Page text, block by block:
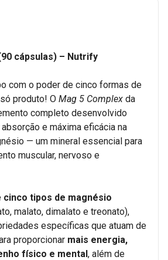
cápsulas) – Nutrify
com o poder de cinco formas de
produto! O Mag 5 Complex da
completo desenvolvido
e máxima eficácia na
— um mineral essencial para
muscular, nervoso e
cinco tipos de magnésio
malato, dimalato e treonato),
específicas que atuam de
proporcionar mais energia,
físico e mental, além de